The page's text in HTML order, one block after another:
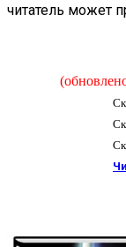
читатель может